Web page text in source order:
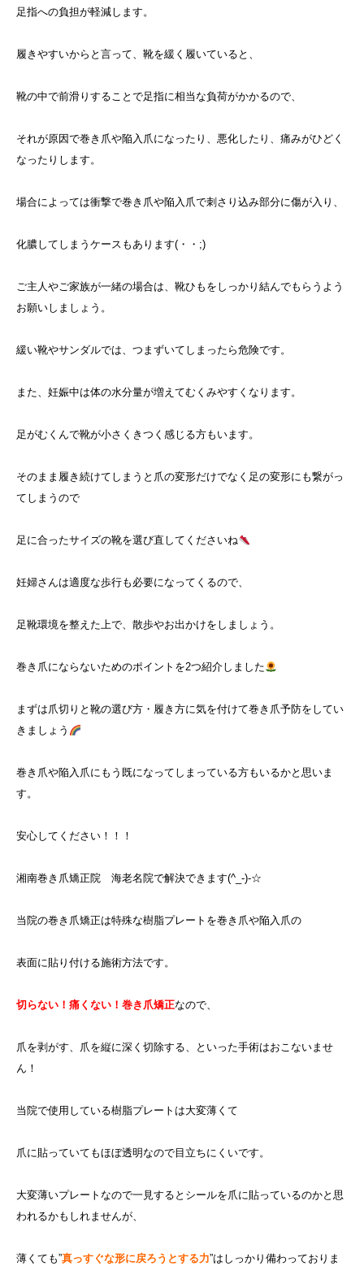
足指への負担が軽減します。
履きやすいからと言って、靴を緩く履いていると、
靴の中で前滑りすることで足指に相当な負荷がかかるので、
それが原因で巻き爪や陥入爪になったり、悪化したり、痛みがひどく
なったりします。
場合によっては衝撃で巻き爪や陥入爪で刺さり込み部分に傷が入り、
化膿してしまうケースもあります(・・;)
ご主人やご家族が一緒の場合は、靴ひもをしっかり結んでもらうよう
お願いしましょう。
緩い靴やサンダルでは、つまずいてしまったら危険です。
また、妊娠中は体の水分量が増えてむくみやすくなります。
足がむくんで靴が小さくきつく感じる方もいます。
そのまま履き続けてしまうと爪の変形だけでなく足の変形にも繋がっ
てしまうので
足に合ったサイズの靴を選び直してくださいね
妊婦さんは適度な歩行も必要になってくるので、
足靴環境を整えた上で、散歩やお出かけをしましょう。
巻き爪にならないためのポイントを2つ紹介しました
まずは爪切りと靴の選び方・履き方に気を付けて巻き爪予防をしてい
きましょう
巻き爪や陥入爪にもう既になってしまっている方もいるかと思いま
す。
安心してください！！！
湘南巻き爪矯正院 海老名院で解決できます(^_-)-☆
当院の巻き爪矯正は特殊な樹脂プレートを巻き爪や陥入爪の
表面に貼り付ける施術方法です。
切らない！痛くない！巻き爪矯正なので、
爪を剥がす、爪を縦に深く切除する、といった手術はおこないませ
ん！
当院で使用している樹脂プレートは大変薄くて
爪に貼っていてもほぼ透明なので目立ちにくいです。
大変薄いプレートなので一見するとシールを爪に貼っているのかと思
われるかもしれませんが、
薄くても”真っすぐな形に戻ろうとする力”はしっかり備わっておりま